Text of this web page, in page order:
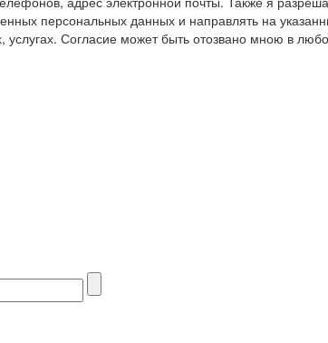
персональных данных и направлять на
Согласие может быть отозвано мною в